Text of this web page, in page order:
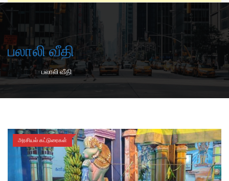
பலாலி வீதி
Home-பலாலி வீதி
அரசியல் கட்டுரைகள்